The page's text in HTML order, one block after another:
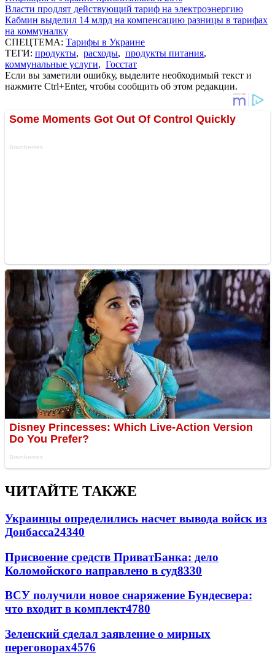
Власти продлят действующий тариф на электроэнергию
Кабмин выделил 14 млрд на компенсацию разницы в тарифах
на коммуналку
СПЕЦТЕМА: Тарифы в Украине
ТЕГИ: продукты, расходы, продукты питания,
коммунальные услуги, Госстат
Если вы заметили ошибку, выделите необходимый текст и
нажмите Ctrl+Enter, чтобы сообщить об этом редакции.
ЧИТАЙТЕ ТАКЖЕ
Украинцы определились насчет вывода войск из
Донбасса24340
Присвоение средств ПриватБанка: дело
Коломойского направлено в суд8330
ВСУ получили новое снаряжение Бундесвера:
что входит в комплект4780
Зеленский сделал заявление о мирных
переговорах4576